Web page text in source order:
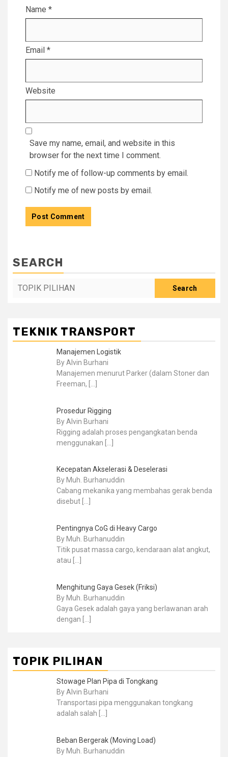
Name *
Email *
Website
Save my name, email, and website in this
browser for the next time I comment.
Notify me of follow-up comments by email.
Notify me of new posts by email.
SEARCH
Search
TEKNIK TRANSPORT
Manajemen Logistik
By Alvin Burhani
Manajemen menurut Parker (dalam Stoner dan
Freeman,
Prosedur Rigging
By Alvin Burhani
Rigging adalah proses pengangkatan benda
menggunakan
Kecepatan Akselerasi & Deselerasi
By Muh. Burhanuddin
Cabang mekanika yang membahas gerak benda
disebut […]
Pentingnya CoG di Heavy Cargo
By Muh. Burhanuddin
Titik pusat massa cargo, kendaraan alat angkut,
atau
Menghitung Gaya Gesek (Friksi)
By Muh. Burhanuddin
Gaya Gesek adalah gaya yang berlawanan arah
dengan
TOPIK PILIHAN
Stowage Plan Pipa di Tongkang
By Alvin Burhani
Transportasi pipa menggunakan tongkang
adalah salah […]
Beban Bergerak (Moving Load)
By Muh. Burhanuddin